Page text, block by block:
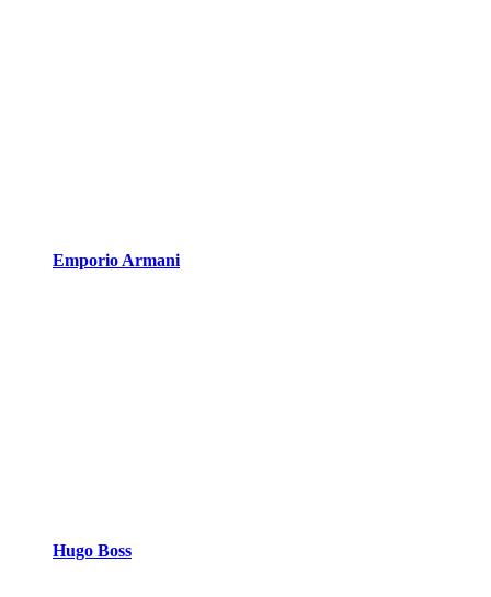
Emporio Armani
Hugo Boss